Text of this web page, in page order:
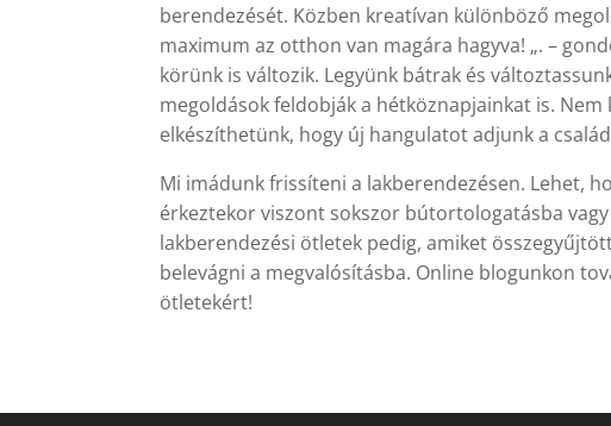
berendezését. Közben kreatívan különböző
maximum az otthon van magára hagyva! „. –
körünk is változik. Legyünk bátrak és
megoldások feldobják a hétköznapjainkat is.
elkészíthetünk, hogy új hangulatot adjunk a
Mi imádunk frissíteni a lakberendezésen. Lehet,
érkeztekor viszont sokszor bútortologatásba
lakberendezési ötletek pedig, amiket
belevágni a megvalósításba. Online blogunkon
ötletekért!